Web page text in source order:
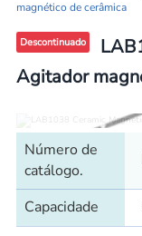
magnético de cerâmica
Descontinuado
Agitador
Número de
catálogo.
Capacidade